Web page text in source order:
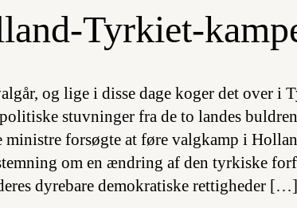
Tyrkiet-
og lige i disse dage koger det over i
stuvninger fra de to landes
ministre forsøgte at føre valgkamp i
om en ændring af den tyrkiske
dyrebare demokratiske rettigheder […]